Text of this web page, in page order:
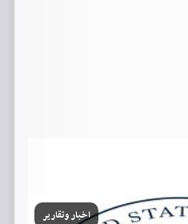
اخبار وتقارير